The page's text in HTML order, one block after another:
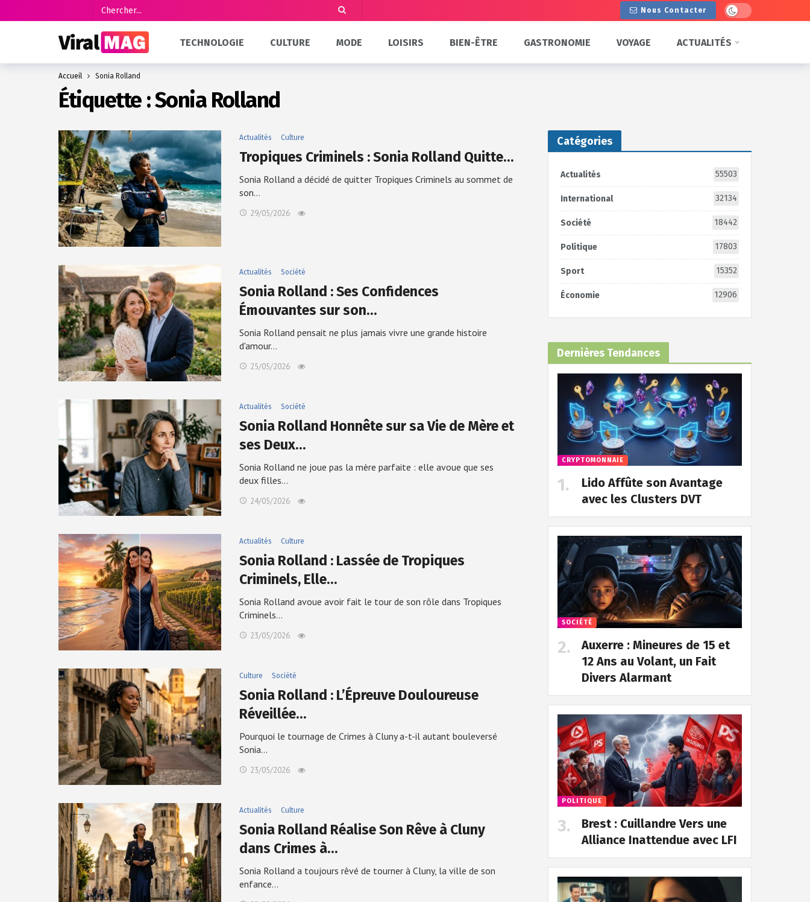
Nous Contacter Dark mode
TECHNOLOGIE CULTURE MODE LOISIRS BIEN-ÊTRE GASTRONOMIE VOYAGE ACTUALITÉS
Accueil Sonia Rolland
Étiquette :Sonia Rolland
Actualités Culture
Tropiques Criminels : Sonia Rolland Quitte…
Sonia Rolland a décidé de quitter Tropiques Criminels au sommet de
son…
29/05/2026
Actualités Société
Sonia Rolland : Ses Confidences
Émouvantes sur son…
Sonia Rolland pensait ne plus jamais vivre une grande histoire
d'amour…
25/05/2026
Actualités Société
Sonia Rolland Honnête sur sa Vie de Mère et
ses Deux…
Sonia Rolland ne joue pas la mère parfaite : elle avoue que ses
deux filles…
24/05/2026
Actualités Culture
Sonia Rolland : Lassée de Tropiques
Criminels, Elle…
Sonia Rolland avoue avoir fait le tour de son rôle dans Tropiques
Criminels…
23/05/2026
Culture Société
Sonia Rolland : L’Épreuve Douloureuse
Réveillée…
Pourquoi le tournage de Crimes à Cluny a-t-il autant bouleversé
Sonia…
23/05/2026
Actualités Culture
Sonia Rolland Réalise Son Rêve à Cluny
dans Crimes à…
Sonia Rolland a toujours rêvé de tourner à Cluny, la ville de son
enfance…
Catégories
Actualités 55503
International 32134
Société 18442
Politique 17803
Sport 15352
Économie 12906
Dernières Tendances
CRYPTOMONNAIE
Lido Affûte son Avantage
avec les Clusters DVT
SOCIÉTÉ
Auxerre : Mineures de 15 et
12 Ans au Volant, un Fait
Divers Alarmant
POLITIQUE
Brest : Cuillandre Vers une
Alliance Inattendue avec LFI